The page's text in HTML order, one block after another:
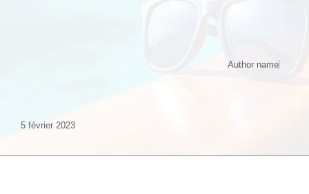
Author name
5 février 2023